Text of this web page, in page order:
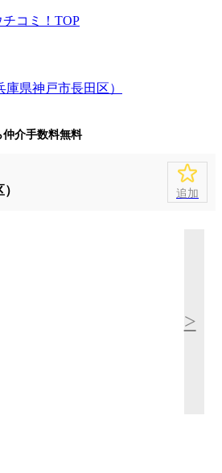
コミ！TOP
県神戸市長田区）
仲介手数料無料
追加
>